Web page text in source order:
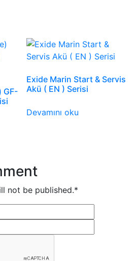
GF-
Exide Marin Start & Servis
Akü ( EN ) Serisi
Devamını oku
not be published.*